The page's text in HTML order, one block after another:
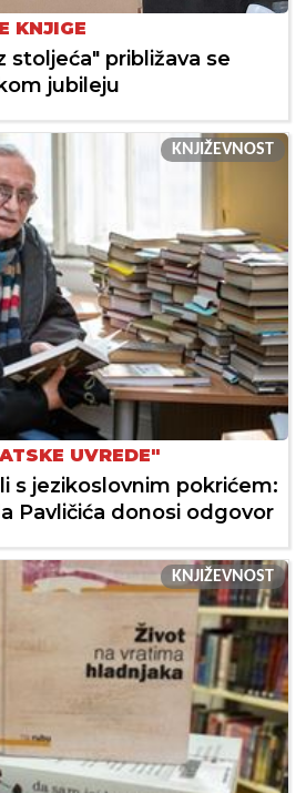
KNJIGE
stoljeća" približava se
jubileju
KNJIŽEVNOST
UVREDE"
s jezikoslovnim pokrićem:
Pavličića donosi odgovor
KNJIŽEVNOST